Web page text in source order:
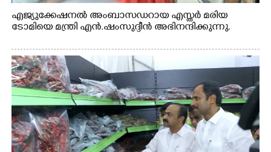
എജ്യുക്കേഷനൽ അംബാസഡറായ എസ്തർ മരിയ
ടോമിയെ മന്ത്രി എൻ.ഷംസുദ്ദീൻ അഭിനന്ദിക്കുന്നു.